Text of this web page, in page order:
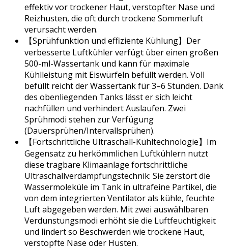
effektiv vor trockener Haut, verstopfter Nase und
Reizhusten, die oft durch trockene Sommerluft
verursacht werden.
【Sprühfunktion und effiziente Kühlung】Der
verbesserte Luftkühler verfügt über einen großen
500-ml-Wassertank und kann für maximale
Kühlleistung mit Eiswürfeln befüllt werden. Voll
befüllt reicht der Wassertank für 3–6 Stunden. Dank
des obenliegenden Tanks lässt er sich leicht
nachfüllen und verhindert Auslaufen. Zwei
Sprühmodi stehen zur Verfügung
(Dauersprühen/Intervallsprühen).
【Fortschrittliche Ultraschall-Kühltechnologie】Im
Gegensatz zu herkömmlichen Luftkühlern nutzt
diese tragbare Klimaanlage fortschrittliche
Ultraschallverdampfungstechnik: Sie zerstört die
Wassermoleküle im Tank in ultrafeine Partikel, die
von dem integrierten Ventilator als kühle, feuchte
Luft abgegeben werden. Mit zwei auswählbaren
Verdunstungsmodi erhöht sie die Luftfeuchtigkeit
und lindert so Beschwerden wie trockene Haut,
verstopfte Nase oder Husten.